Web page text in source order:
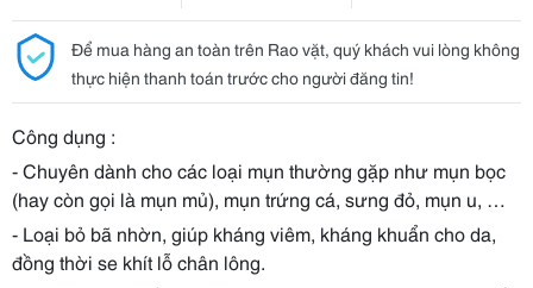
Để mua hàng an toàn trên Rao vặt, quý khách vui lòng không
thực hiện thanh toán trước cho người đăng tin!
Công dụng :
- Chuyên dành cho các loại mụn thường gặp như mụn bọc
(hay còn gọi là mụn mủ), mụn trứng cá, sưng đỏ, mụn u, …
- Loại bỏ bã nhờn, giúp kháng viêm, kháng khuẩn cho da,
đồng thời se khít lỗ chân lông.